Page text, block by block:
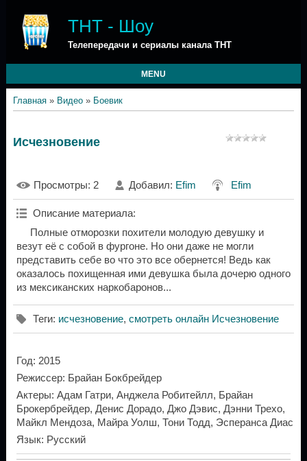
ТНТ - Шоу
Телепередачи и сериалы канала ТНТ
MENU
Главная» Видео» Боевик
Исчезновение
Просмотры: 2 Добавил: Efim Efim
Описание материала:
Полные отморозки похители молодую девушку и
везут её с собой в фургоне. Но они даже не могли
представить себе во что это все обернется! Ведь как
оказалось похищенная ими девушка была дочерю одного
из мексиканских наркобаронов...
Теги: исчезновение, смотреть онлайн Исчезновение
Год: 2015
Режиссер: Брайан Бокбрейдер
Актеры: Адам Гатри, Анджела Робитейлл, Брайан
Брокербрейдер, Денис Дорадо, Джо Дэвис, Дэнни Трехо,
Майкл Мендоза, Майра Уолш, Тони Тодд, Эсперанса Диас
Язык: Русский